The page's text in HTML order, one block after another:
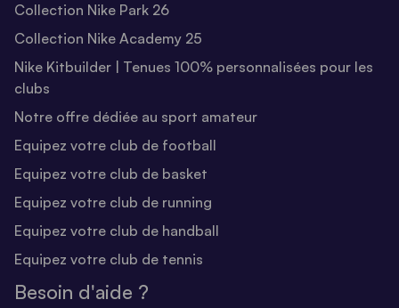
Collection Nike Park 26
Collection Nike Academy 25
Nike Kitbuilder | Tenues 100% personnalisées pour les
clubs
Notre offre dédiée au sport amateur
Equipez votre club de football
Equipez votre club de basket
Equipez votre club de running
Equipez votre club de handball
Equipez votre club de tennis
Besoin d'aide ?